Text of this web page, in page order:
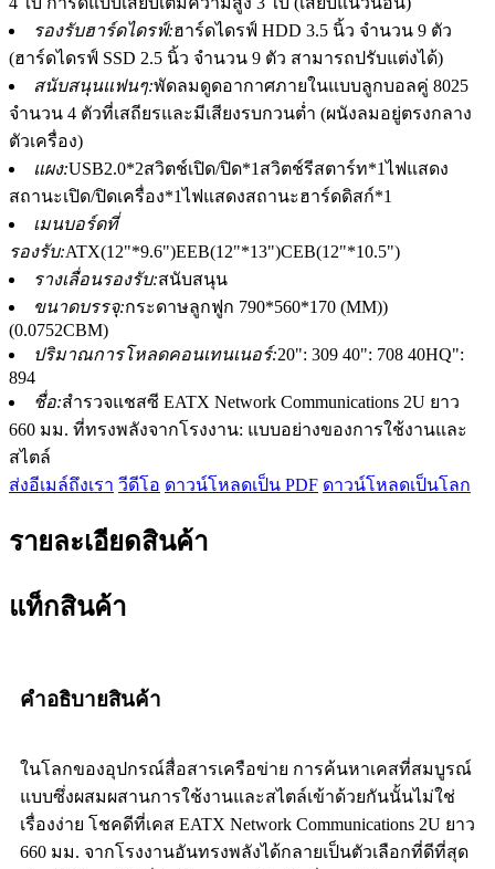
รองรับฮาร์ดไดรฟ์:ฮาร์ดไดรฟ์ HDD 3.5 นิ้ว จำนวน 9 ตัว
(ฮาร์ดไดรฟ์ SSD 2.5 นิ้ว จำนวน 9 ตัว สามารถปรับแต่งได้)
สนับสนุนแฟนๆ:พัดลมดูดอากาศภายในแบบลูกบอลคู่ 8025
จำนวน 4 ตัวที่เสถียรและมีเสียงรบกวนต่ำ (ผนังลมอยู่ตรงกลาง
ตัวเครื่อง)
แผง:USB2.0*2สวิตช์เปิด/ปิด*1สวิตช์รีสตาร์ท*1ไฟแสดง
สถานะเปิด/ปิดเครื่อง*1ไฟแสดงสถานะฮาร์ดดิสก์*1
เมนบอร์ดที่
รองรับ:ATX(12"*9.6")EEB(12"*13")CEB(12"*10.5")
รางเลื่อนรองรับ:สนับสนุน
ขนาดบรรจุ:กระดาษลูกฟูก 790*560*170 (MM))
(0.0752CBM)
ปริมาณการโหลดคอนเทนเนอร์:20": 309 40": 708 40HQ":
894
ชื่อ:สำรวจแชสซี EATX Network Communications 2U ยาว
660 มม. ที่ทรงพลังจากโรงงาน: แบบอย่างของการใช้งานและ
สไตล์
ส่งอีเมล์ถึงเรา วีดีโอ ดาวน์โหลดเป็น PDF ดาวน์โหลดเป็นโลก
รายละเอียดสินค้า
แท็กสินค้า
คำอธิบายสินค้า
ในโลกของอุปกรณ์สื่อสารเครือข่าย การค้นหาเคสที่สมบูรณ์
แบบซึ่งผสมผสานการใช้งานและสไตล์เข้าด้วยกันนั้นไม่ใช่
เรื่องง่าย โชคดีที่เคส EATX Network Communications 2U ยาว
660 มม. จากโรงงานอันทรงพลังได้กลายเป็นตัวเลือกที่ดีที่สุด